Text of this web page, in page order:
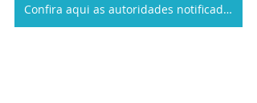
Confira aqui as autoridades notificadas no seu estado